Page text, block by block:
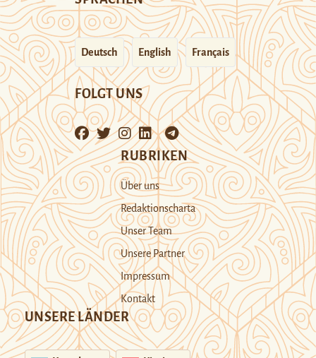
Deutsch English Français
FOLGT UNS
RUBRIKEN
Über uns
Redaktionscharta
Unser Team
Unsere Partner
Impressum
Kontakt
UNSERE LÄNDER